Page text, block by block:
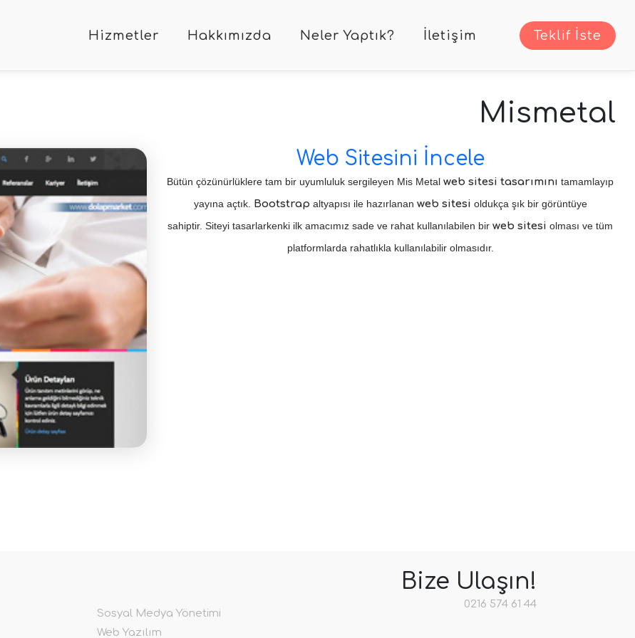
Hizmetler Hakkımızda Neler Yaptık? İletişim Teklif İste
Mismetal
Web Sitesini İncele
Bütün çözünürlüklere tam bir uyumluluk sergileyen Mis Metal web sitesi tasarımını tamamlayıp
yayına açtık. Bootstrap altyapısı ile hazırlanan web sitesi oldukça şık bir görüntüye
sahiptir. Siteyi tasarlarkenki ilk amacımız sade ve rahat kullanılabilen bir web sitesi olması ve tüm
platformlarda rahatlıkla kullanılabilir olmasıdır.
Sosyal Medya Yönetimi
Web Yazılım
Bize Ulaşın!
0216 574 61 44